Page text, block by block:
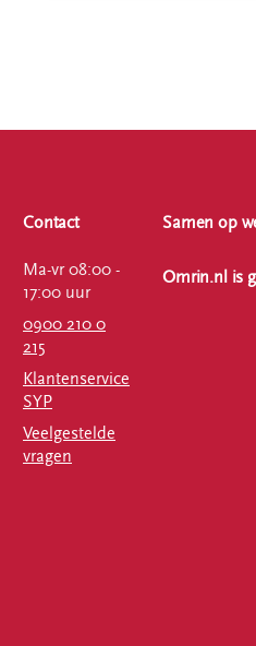
Contact
Ma-vr 08:00 -
17:00 uur
0900 210 0
215
Klantenservice
SYP
Veelgestelde
vragen
Samen op
Omrin.nl is